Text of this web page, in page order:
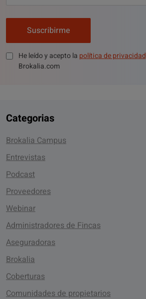
Suscribirme
He leído y acepto la política de privacidad
Brokalia.com
Categorias
Brokalia Campus
Entrevistas
Podcast
Proveedores
Webinar
Administradores de Fincas
Aseguradoras
Brokalia
Coberturas
Comunidades de propietarios